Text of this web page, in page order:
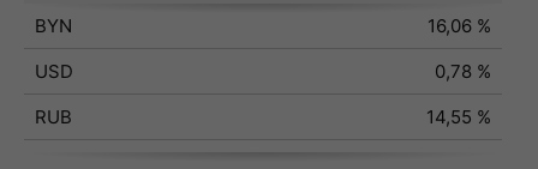
BYN
16,06 %
USD
0,78 %
RUB
14,55 %